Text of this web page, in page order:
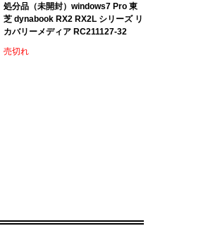
処分品（未開封）windows7 Pro 東
芝 dynabook RX2 RX2L シリーズ リ
カバリーメディア RC211127-32
売切れ